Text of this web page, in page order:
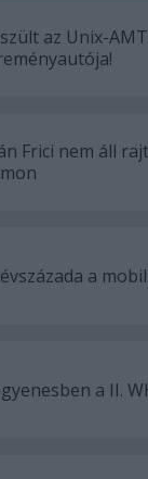
az Unix-
Frici nem áll
a
a II.